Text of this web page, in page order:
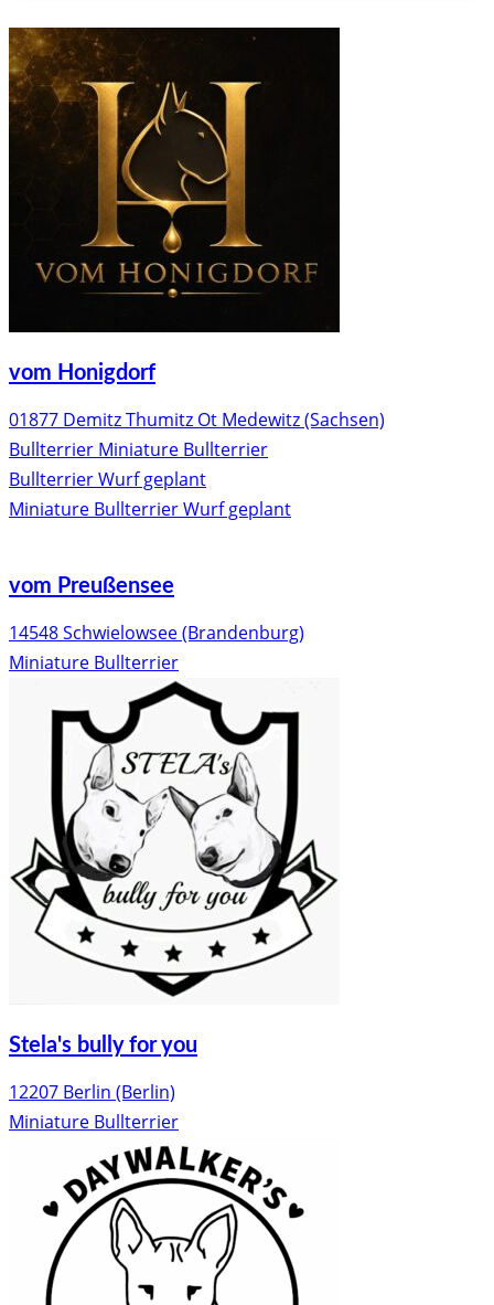
vom Honigdorf
01877 Demitz Thumitz Ot Medewitz (Sachsen)
Bullterrier Miniature Bullterrier
Bullterrier Wurf geplant
Miniature Bullterrier Wurf geplant
vom Preußensee
14548 Schwielowsee (Brandenburg)
Miniature Bullterrier
Stela's bully for you
12207 Berlin (Berlin)
Miniature Bullterrier